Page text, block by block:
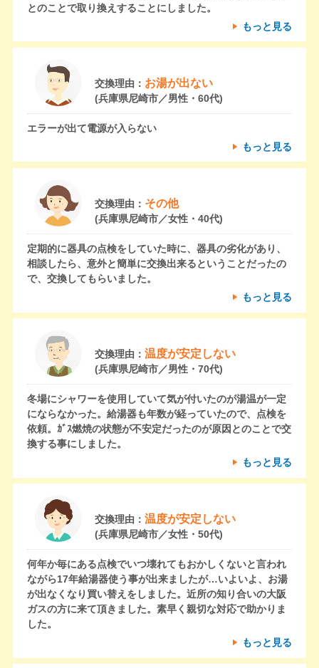
とのことで取り換えすることにしました。
もっと見る
交換理由： お湯が出ない
(兵庫県尼崎市／男性・60代)
エラーが出て電源が入らない
もっと見る
交換理由： その他
(兵庫県尼崎市／女性・40代)
定期的に器具の点検をしていた時に、器具の劣化があり、
相談したら、意外と簡単に交換出来るということだったの
で、交換してもらいました。
もっと見る
交換理由： 温度が安定しない
(兵庫県尼崎市／男性・70代)
冬場にシャワーを使用していて気が付いたのが湯温が一定
にならなかった。給湯器も年数が経っていたので、点検を
依頼。ｶﾞｽ燃焼の状態が不安定だったのが原因とのことで交
換する事にしました。
もっと見る
交換理由： 温度が安定しない
(兵庫県尼崎市／女性・50代)
何年か毎にある点検でいつ壊れてもおかしくないと言われ
ながら17年給湯器使う事が出来ましたが…いよいよ、お湯
が出なくなり買い替えをしました。近所の知り合いの大阪
ガスの方に来て頂きました。素早く親切な対応で助かりま
した。
もっと見る